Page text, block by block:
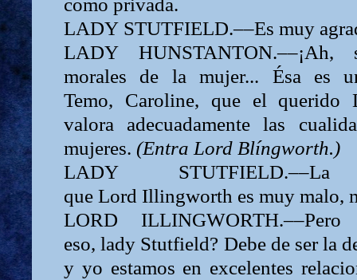
como privada.
LADY STUTFIELD.––Es muy
LADY
morales de la mujer... Ésa es
Temo, Caroline, que el querido
valora adecuadamente las
mujeres. (Entra Lord Blíngworth.)
LADY
que Lord Illingworth es muy malo,
LORD
eso,lady Stutfield? Debe de ser la
y yo esta­mos en excelentes